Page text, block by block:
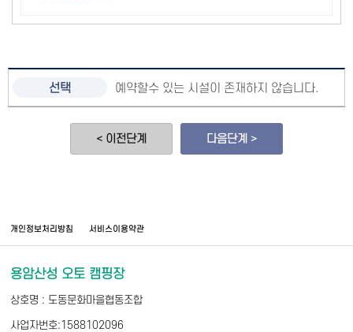
예약할수 있는 시설이 존재하지 않습니다.
< 이전단계 다음단계 >
개인정보처리방침 서비스이용약관
용암산성 오토 캠핑장
상호명 : 도동문화마을협동조합
사업자번호:1588102096